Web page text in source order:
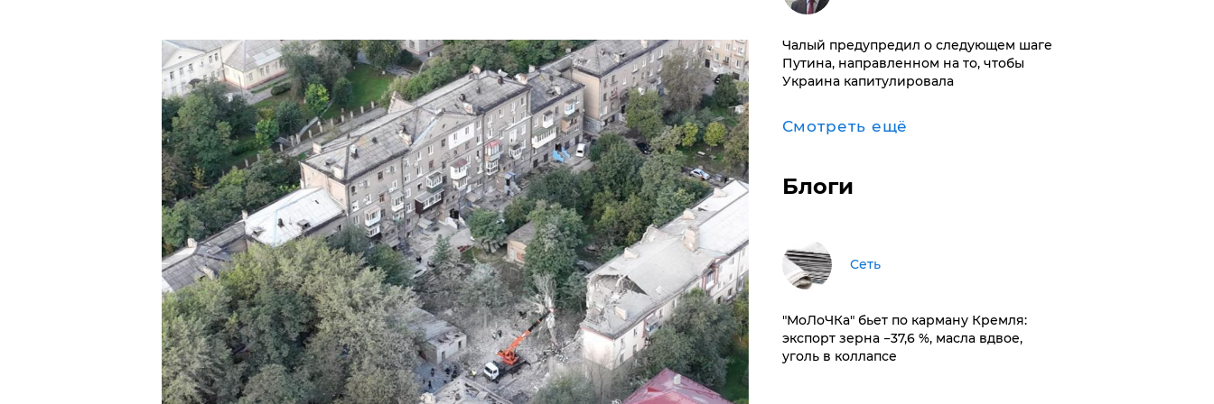
Чалый предупредил о следующем шаге
Путина, направленном на то, чтобы
Украина капитулировала
Смотреть ещё
Блоги
Сеть
​"МоЛоЧКа" бьет по карману Кремля:
экспорт зерна −37,6 %, масла вдвое,
уголь в коллапсе